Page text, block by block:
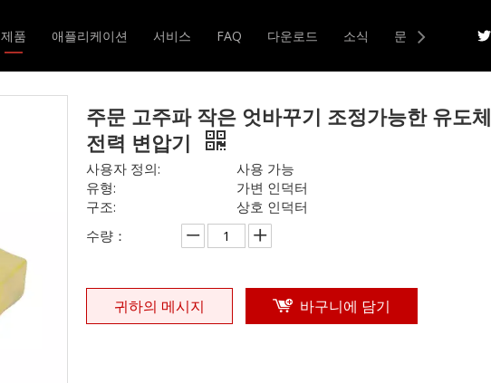
제품
인덕터 및 변압기
애플리케이션 서비스 FAQ 다운로드 소식 문의하기
주문 고주파 작은 엇바꾸기 조정가능한 유도체
전력 변압기
사용자 정의:
사용 가능
유형:
가변 인덕터
구조:
상호 인덕터
수량：
귀하의 메시지 바구니에 담기